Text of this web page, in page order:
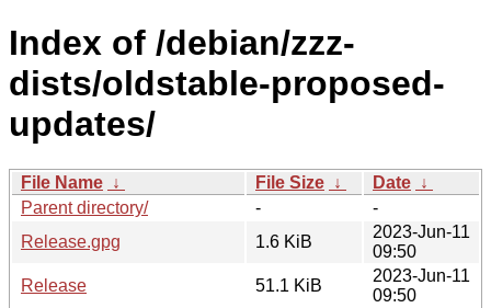
Index of /debian/zzz-
dists/oldstable-proposed-
updates/
File Name ↓ File Size ↓ Date ↓
Parent directory/
-
-
Release.gpg
1.6 KiB
2023-Jun-11
09:50
Release
51.1 KiB
2023-Jun-11
09:50